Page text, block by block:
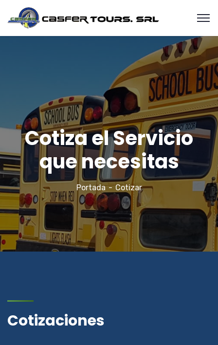
Cotiza el Servicio
que necesitas
Portada Cotizar
Cotizaciones